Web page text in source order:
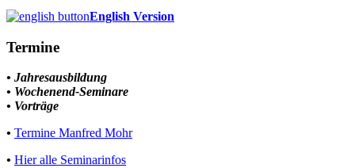
English Version
Termine
• Jahresausbildung
• Wochenend-Seminare
• Vorträge
• Termine Manfred Mohr
• Hier alle Seminarinfos